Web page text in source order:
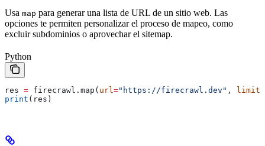
Usa map para generar una lista de URL de un sitio web. Las
opciones te permiten personalizar el proceso de mapeo, como
excluir subdominios o aprovechar el sitemap.
Python
res = firecrawl.map( url ="https://firecrawl.dev" , limit
print (res)